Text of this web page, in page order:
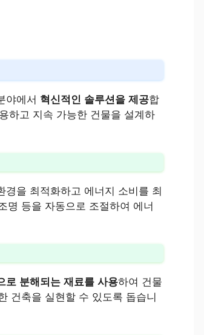
야에서 혁신적인 솔루션을 제공합
하고 지속 가능한 건물을 설계하
경을 최적화하고 에너지 소비를 최
명 등을 자동으로 조절하여 에너
로 분해되는 재료를 사용하여 건물
건축을 실현할 수 있도록 돕습니